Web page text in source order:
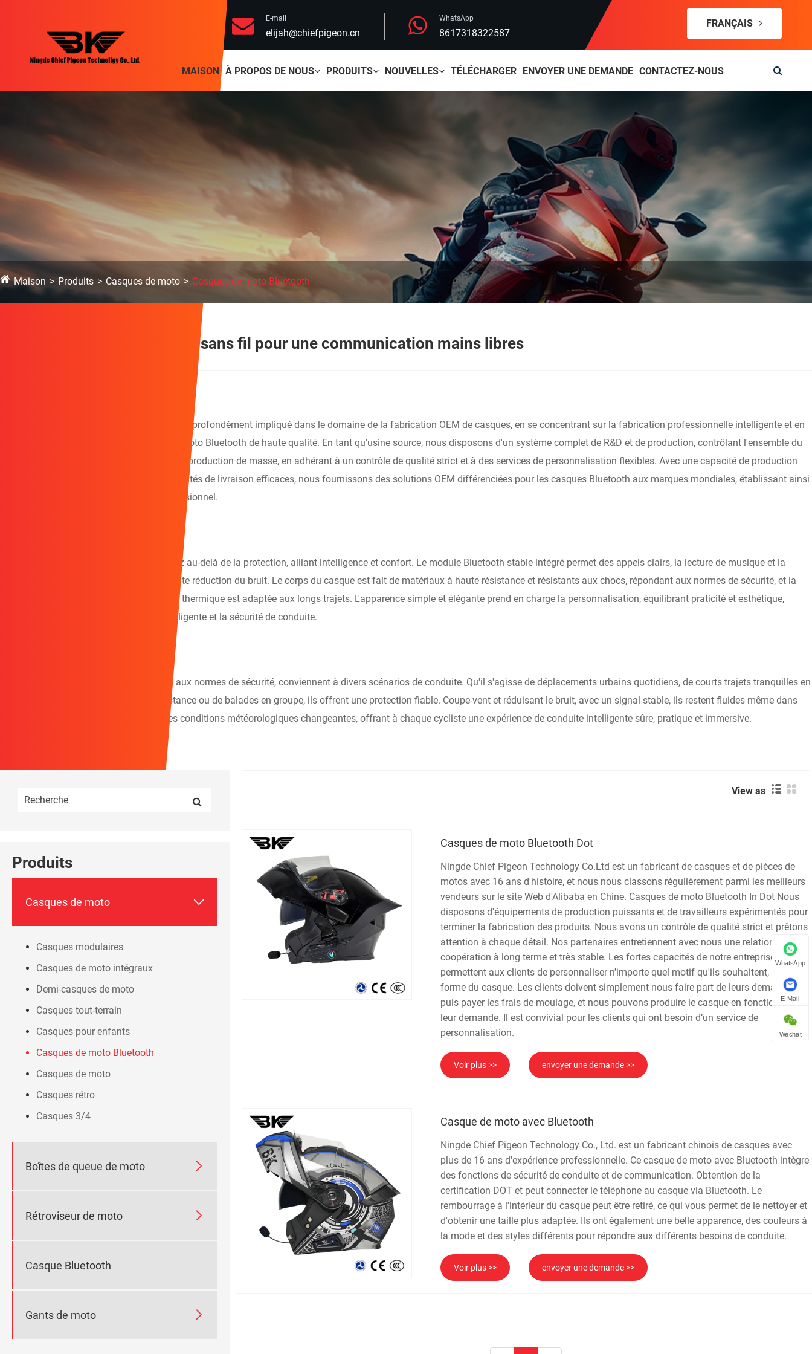
E-mail
elijah@chiefpigeon.cn
WhatsApp
8617318322587
FRANÇAIS
MAISON À PROPOS DE NOUS PRODUITS NOUVELLES TÉLÉCHARGER ENVOYER UNE DEMANDE CONTACTEZ-NOUS
Maison Produits Casques de moto Casques de moto Bluetooth
Casques de moto Bluetooth sans fil pour une communication mains libres
est profondément impliqué dans le domaine de la fabrication OEM de casques, en se concentrant sur la fabrication professionnelle intelligente et en
se consacrant à la création de casques de moto Bluetooth de haute qualité. En tant qu'usine source, nous disposons d'un système complet de R&D et de production, contrôlant l'ensemble du
processus, de la conception structurelle à la production de masse, en adhérant à un contrôle de qualité strict et à des services de personnalisation flexibles. Avec une capacité de production
stable, un excellent savoir-faire et des capacités de livraison efficaces, nous fournissons des solutions OEM différenciées pour les casques Bluetooth aux marques mondiales, établissant ainsi
une réputation fiable en tant qu'OEM professionnel.
allez au-delà de la protection, alliant intelligence et confort. Le module Bluetooth stable intégré permet des appels clairs, la lecture de musique et la
navigation en temps réel avec une excellente réduction du bruit. Le corps du casque est fait de matériaux à haute résistance et résistants aux chocs, répondant aux normes de sécurité, et la
conception de ventilation et de dissipation thermique est adaptée aux longs trajets. L'apparence simple et élégante prend en charge la personnalisation, équilibrant praticité et esthétique,
intégrant parfaitement la technologie intelligente et la sécurité de conduite.
, conformes aux normes de sécurité, conviennent à divers scénarios de conduite. Qu'il s'agisse de déplacements urbains quotidiens, de courts trajets tranquilles en
banlieue, de voyages en moto longue distance ou de balades en groupe, ils offrent une protection fiable. Coupe-vent et réduisant le bruit, avec un signal stable, ils restent fluides même dans
des conditions routières complexes et des conditions météorologiques changeantes, offrant à chaque cycliste une expérience de conduite intelligente sûre, pratique et immersive.
Produits
Casques de moto 
Casques modulaires
Casques de moto intégraux
Demi-casques de moto
Casques tout-terrain
Casques pour enfants
Casques de moto Bluetooth
Casques de moto
Casques rétro
Casques 3/4
Boîtes de queue de moto 
Rétroviseur de moto 
Casque Bluetooth
Gants de moto 
View as
Casques de moto Bluetooth Dot
Ningde Chief Pigeon Technology Co.Ltd est un fabricant de casques et de pièces de
motos avec 16 ans d'histoire, et nous nous classons régulièrement parmi les meilleurs
vendeurs sur le site Web d'Alibaba en Chine. Casques de moto Bluetooth In Dot Nous
disposons d'équipements de production puissants et de travailleurs expérimentés pour
terminer la fabrication des produits. Nous avons un contrôle de qualité strict et prêtons
attention à chaque détail. Nos partenaires entretiennent avec nous une relation de
coopération à long terme et très stable. Les fortes capacités de notre entreprise
permettent aux clients de personnaliser n'importe quel motif qu'ils souhaitent, même la
forme du casque. Les clients doivent simplement nous faire part de leurs demandes,
puis payer les frais de moulage, et nous pouvons produire le casque en fonction de
leur demande. Il est convivial pour les clients qui ont besoin d’un service de
personnalisation.
Voir plus >> envoyer une demande >>
Casque de moto avec Bluetooth
Ningde Chief Pigeon Technology Co., Ltd. est un fabricant chinois de casques avec
plus de 16 ans d'expérience professionnelle. Ce casque de moto avec Bluetooth intègre
des fonctions de sécurité de conduite et de communication. Obtention de la
certification DOT et peut connecter le téléphone au casque via Bluetooth. Le
rembourrage à l'intérieur du casque peut être retiré, ce qui vous permet de le nettoyer et
d'obtenir une taille plus adaptée. Ils ont également une belle apparence, des couleurs à
la mode et des styles différents pour répondre aux différents besoins de conduite.
Voir plus >> envoyer une demande >>
WhatsApp
E-Mail
Wechat